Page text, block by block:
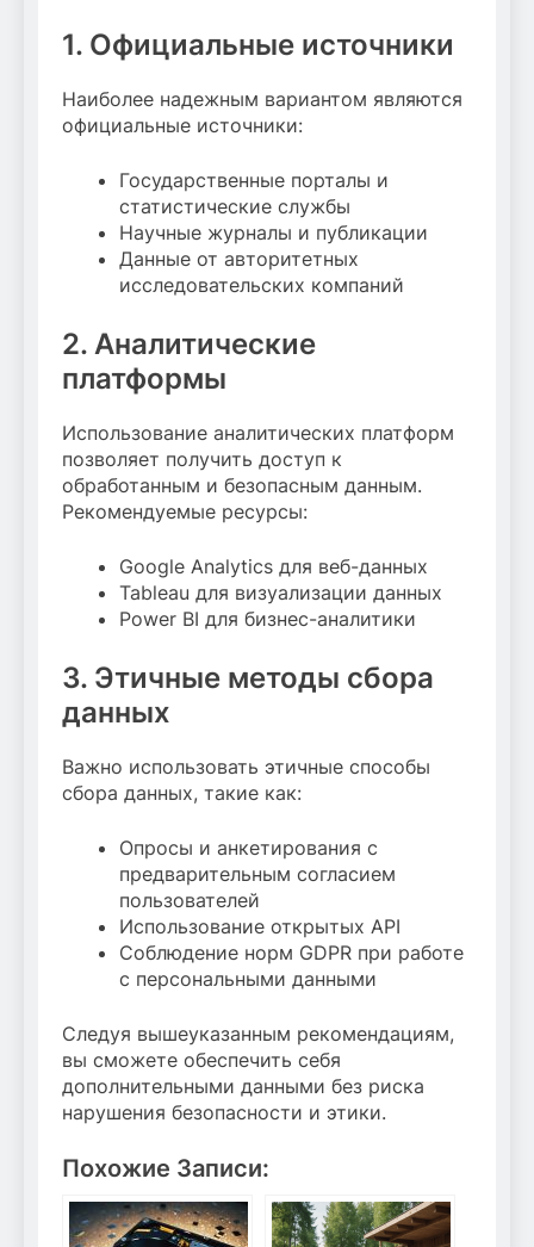
1. Официальные источники
Наиболее надежным вариантом являются
официальные источники:
Государственные порталы и
статистические службы
Научные журналы и публикации
Данные от авторитетных
исследовательских компаний
2. Аналитические
платформы
Использование аналитических платформ
позволяет получить доступ к
обработанным и безопасным данным.
Рекомендуемые ресурсы:
Google Analytics для веб-данных
Tableau для визуализации данных
Power BI для бизнес-аналитики
3. Этичные методы сбора
данных
Важно использовать этичные способы
сбора данных, такие как:
Опросы и анкетирования с
предварительным согласием
пользователей
Использование открытых API
Соблюдение норм GDPR при работе
с персональными данными
Следуя вышеуказанным рекомендациям,
вы сможете обеспечить себя
дополнительными данными без риска
нарушения безопасности и этики.
Похожие Записи: